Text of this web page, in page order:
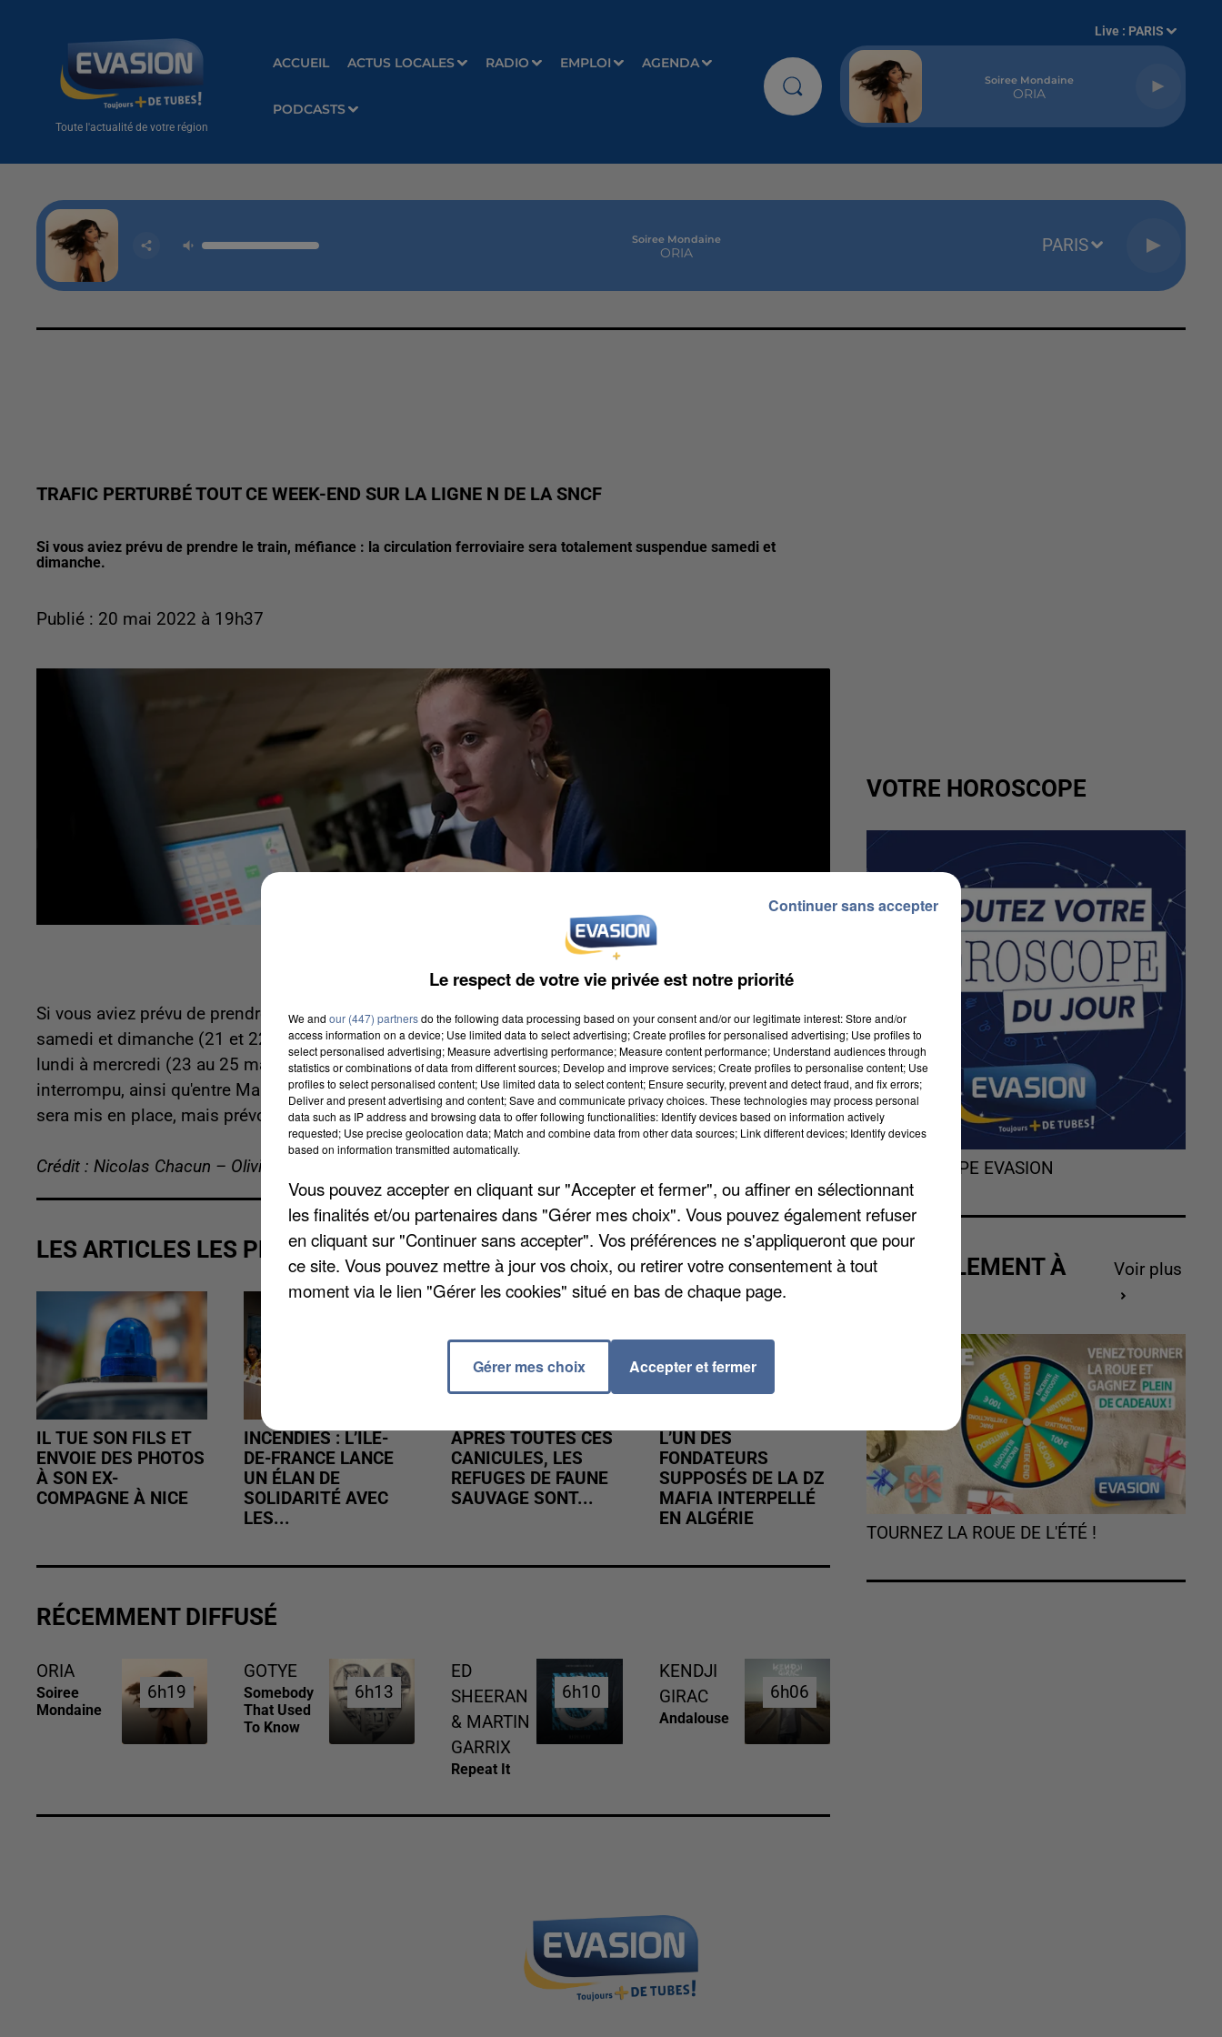
Toute l'actualité de votre région
ACCUEIL ACTUS LOCALES RADIO EMPLOI AGENDA
PODCASTS
Live : PARIS
Soiree Mondaine
ORIA
Soiree Mondaine
ORIA PARIS
TRAFIC PERTURBÉ TOUT CE WEEK-END SUR LA LIGNE N DE LA SNCF
Si vous aviez prévu de prendre le train, méfiance : la circulation ferroviaire sera totalement suspendue samedi et
dimanche.
Publié : 20 mai 2022 à 19h37
Si vous aviez prévu de prendre le train, méfiance ! La circulation ferroviaire sera totalement suspendue
samedi et dimanche (21 et 22 mai) entre les gares d'Epône-Mézières et de Mantes-la-Jolie. Puis de
lundi à mercredi (23 au 25 mai), ce sera de Versailles Chantiers vers Mantes-la-Jolie que le trafic sera
interrompu, ainsi qu'entre Mantes-la-Jolie et Paris-Montparnasse. Un service de bus de remplacement
sera mis en place, mais prévoyez un allongement des temps de parcours.
Crédit : Nicolas Chacun – Olivier Doyen
LES ARTICLES LES PLUS VUS
IL TUE SON FILS ET
ENVOIE DES PHOTOS
À SON EX-
COMPAGNE À NICE
INCENDIES : L’ÎLE-
DE-FRANCE LANCE
UN ÉLAN DE
SOLIDARITÉ AVEC
LES...
APRÈS TOUTES CES
CANICULES, LES
REFUGES DE FAUNE
SAUVAGE SONT...
L’UN DES
FONDATEURS
SUPPOSÉS DE LA DZ
MAFIA INTERPELLÉ
EN ALGÉRIE
RÉCEMMENT DIFFUSÉ
ORIA
Soiree
Mondaine
6h19
6h19
GOTYE
Somebody
That Used
To Know
6h13
6h13
ED
SHEERAN
& MARTIN
GARRIX
Repeat It
6h10
6h10
KENDJI
GIRAC
Andalouse
6h06
6h06
VOTRE HOROSCOPE
L'HOROSCOPE EVASION
ACTUELLEMENT À
Voir plus
TOURNEZ LA ROUE DE L'ÉTÉ !
Le respect de votre vie privée est notre priorité
We and our (447) partnersdo the following data processing based on your consent and/or our legitimate interest: Store and/or
access information on a device; Use limited data to select advertising; Create profiles for personalised advertising; Use profiles to
select personalised advertising; Measure advertising performance; Measure content performance; Understand audiences through
statistics or combinations of data from different sources; Develop and improve services; Create profiles to personalise content; Use
profiles to select personalised content; Use limited data to select content; Ensure security, prevent and detect fraud, and fix errors;
Deliver and present advertising and content; Save and communicate privacy choices. These technologies may process personal
data such as IP address and browsing data to offer following functionalities: Identify devices based on information actively
requested; Use precise geolocation data; Match and combine data from other data sources; Link different devices; Identify devices
based on information transmitted automatically.
Vous pouvez accepter en cliquant sur "Accepter et fermer", ou affiner en sélectionnant
les finalités et/ou partenaires dans "Gérer mes choix". Vous pouvez également refuser
en cliquant sur "Continuer sans accepter". Vos préférences ne s'appliqueront que pour
ce site. Vous pouvez mettre à jour vos choix, ou retirer votre consentement à tout
moment via le lien "Gérer les cookies" situé en bas de chaque page.
Gérer mes choix Accepter et fermer
Continuer sans accepter